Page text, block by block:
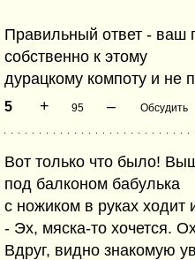
Правильный ответ - ваш
собственно к этому
дурацкому компоту и не
5 + 95 – Обсудить
Вот только что было!
под балконом бабулька
с ножиком в руках ходит
- Эх, мяска-то хочется.
Вдруг, видно знакомую